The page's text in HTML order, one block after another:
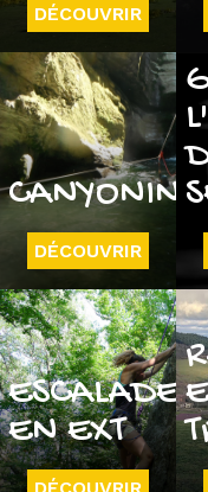
DÉCOUVRIR
CANYONING
DÉCOUVRIR
ESCALADE
EN EXT
DÉCOUVRIR